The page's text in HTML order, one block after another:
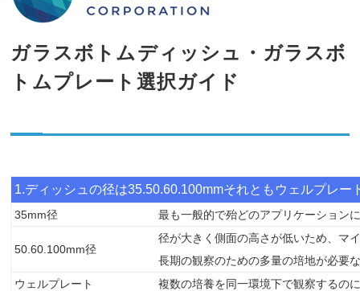
ガラスボトムディッシュ・ガラスボ
トムプレート選択ガイド
1.ディッシュの径は35.50.60.100mmそれともウェルプレー
35mm径 最も一般的で殆どのアプリケーション
50.60.100mm径
径が大きく側面の高さが低いため、マ
長期の観察のための多量の培地が必要
ウェルプレート
複数の培養を同一環境下で観察するの